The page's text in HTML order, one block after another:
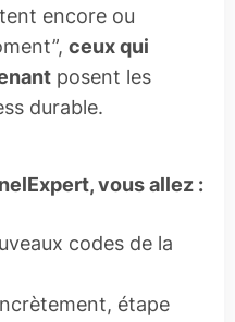
encore ou
ceux qui
posent les
durable.
vous allez :
codes de la
étape